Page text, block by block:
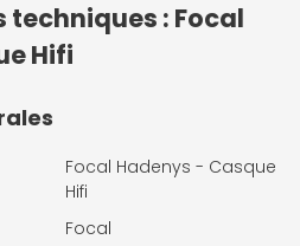
: Focal
Hifi
Focal Hadenys - Casque
Hifi
Focal